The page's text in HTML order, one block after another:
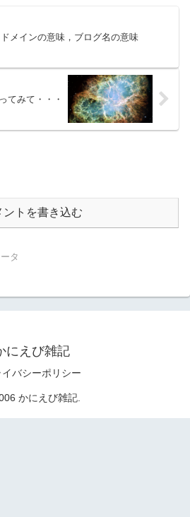
ドメインの意味，ブログ名の意味
てみて・・・
ントを書き込む
タ
にえび雑記
イバシーポリシー
かにえび雑記.